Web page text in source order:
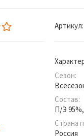
Артикул:
Сезон:
Состав:
П/Э
Страна
Россия